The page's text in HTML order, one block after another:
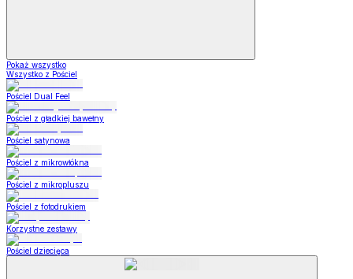
Pokaż wszystko
Wszystko z Pościel
Pościel Dual Feel
Pościel z gładkiej bawełny
Pościel satynowa
Pościel z mikrowłókna
Pościel z mikropluszu
Pościel z fotodrukiem
Korzystne zestawy
Pościel dziecięca